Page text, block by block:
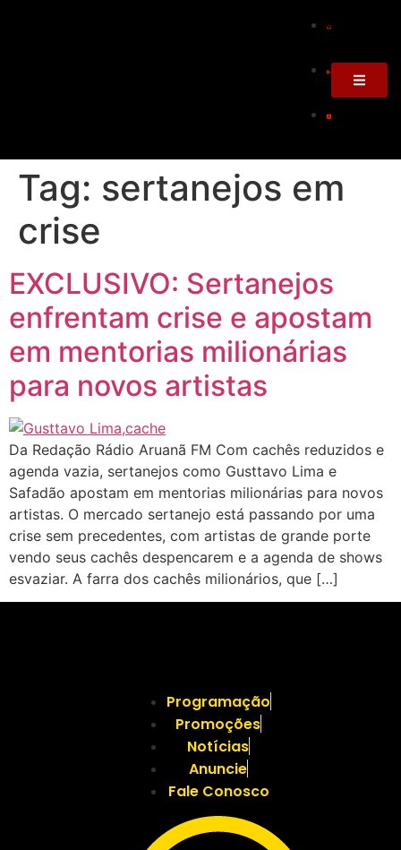
Tag: sertanejos em
crise
EXCLUSIVO: Sertanejos
enfrentam crise e apostam
em mentorias milionárias
para novos artistas
Da Redação Rádio Aruanã FM Com cachês reduzidos e
agenda vazia, sertanejos como Gusttavo Lima e
Safadão apostam em mentorias milionárias para novos
artistas. O mercado sertanejo está passando por uma
crise sem precedentes, com artistas de grande porte
vendo seus cachês despencarem e a agenda de shows
esvaziar. A farra dos cachês milionários, que […]
Programação
Promoções
Notícias
Anuncie
Fale Conosco